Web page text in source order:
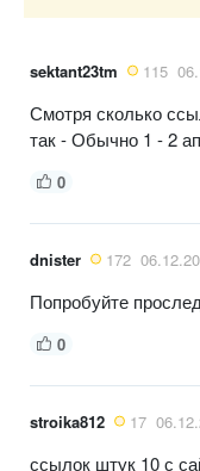
sektant23tm 115
Смотря сколько
так - Обычно 1 - 2
0
dnister 172
Попробуйте
0
stroika812 17
ссылок штук 10 с